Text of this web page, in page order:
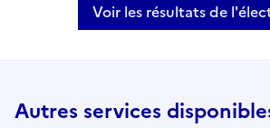
Voir les résultats de
Autres services